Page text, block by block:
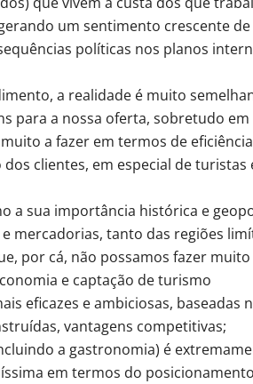
um sentimento crescente de
políticas nos planos
a realidade é muito
para a nossa oferta, sobretudo em
a fazer em termos de
clientes, em especial de turistas
a sua importância histórica e
mercadorias, tanto das regiões
por cá, não possamos fazer muito
e captação de turismo
eficazes e ambiciosas, baseadas
vantagens competitivas;
a gastronomia) é
em termos do posicionamento